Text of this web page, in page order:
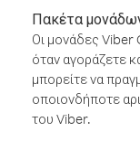
Πακέτα
Οι μονάδες Viber
όταν αγοράζετε
μπορείτε να
οποιονδήποτε
του Viber.